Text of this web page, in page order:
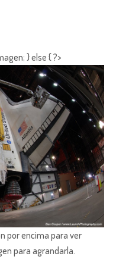
} else { ?>
por encima para ver
para agrandarla.